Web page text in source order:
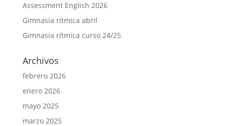
Assessment English 2026
Gimnasia rítmica abril
Gimnasia rítmica curso 24/25
Archivos
febrero 2026
enero 2026
mayo 2025
marzo 2025